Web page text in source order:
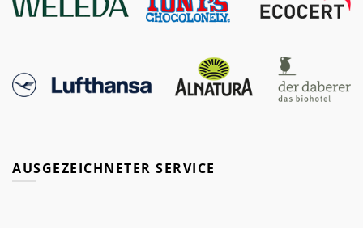
AUSGEZEICHNETER SERVICE